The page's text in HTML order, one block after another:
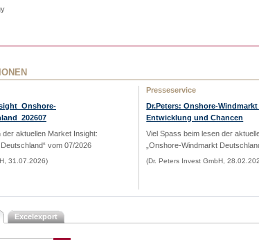
der aktuellen Market Insight:
vom 07/2026
31.07.2026)
Presseservice
Dr.Peters: Onshore-
Entwicklung und Chancen
Viel Spass beim lesen der
„Onshore-Windmarkt
(Dr. Peters Invest GmbH,
Excelexport